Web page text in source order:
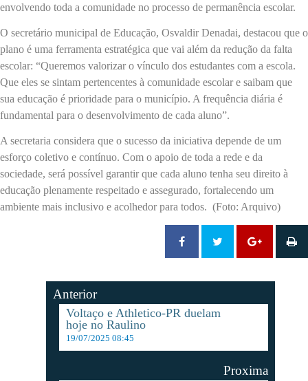
envolvendo toda a comunidade no processo de permanência escolar.
O secretário municipal de Educação, Osvaldir Denadai, destacou que o
plano é uma ferramenta estratégica que vai além da redução da falta
escolar: “Queremos valorizar o vínculo dos estudantes com a escola.
Que eles se sintam pertencentes à comunidade escolar e saibam que
sua educação é prioridade para o município. A frequência diária é
fundamental para o desenvolvimento de cada aluno”.
A secretaria considera que o sucesso da iniciativa depende de um
esforço coletivo e contínuo. Com o apoio de toda a rede e da
sociedade, será possível garantir que cada aluno tenha seu direito à
educação plenamente respeitado e assegurado, fortalecendo um
ambiente mais inclusivo e acolhedor para todos. (Foto: Arquivo)
Anterior
Voltaço e Athletico-PR duelam
hoje no Raulino
19/07/2025 08:45
Proxima